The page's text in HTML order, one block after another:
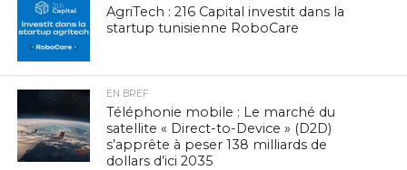
AgriTech : 216 Capital investit dans la
startup tunisienne RoboCare
EN BREF
Téléphonie mobile : Le marché du
satellite « Direct-to-Device » (D2D)
s’apprête à peser 138 milliards de
dollars d’ici 2035